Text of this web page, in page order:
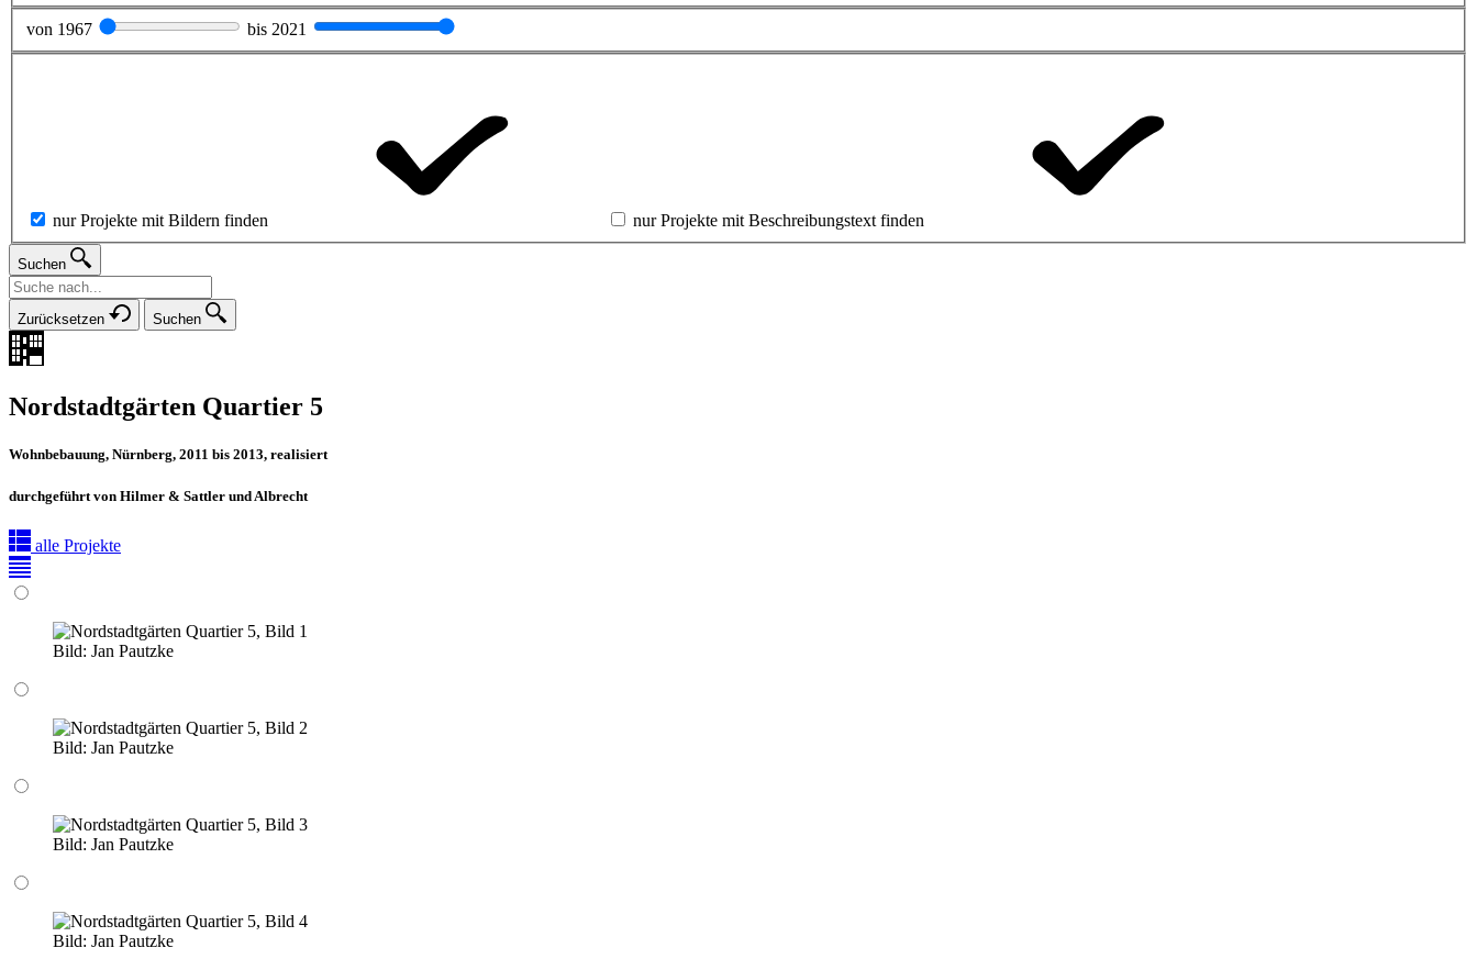
von 1967 bis 2021
nur Projekte mit Bildern finden nur Projekte mit Beschreibungstext finden
Suchen
Zurücksetzen Suchen
Nordstadtgärten Quartier 5
Wohnbebauung, Nürnberg, 2011 bis 2013, realisiert
durchgeführt von Hilmer & Sattler und Albrecht
alle Projekte
Bild: Jan Pautzke
Bild: Jan Pautzke
Bild: Jan Pautzke
Bild: Jan Pautzke